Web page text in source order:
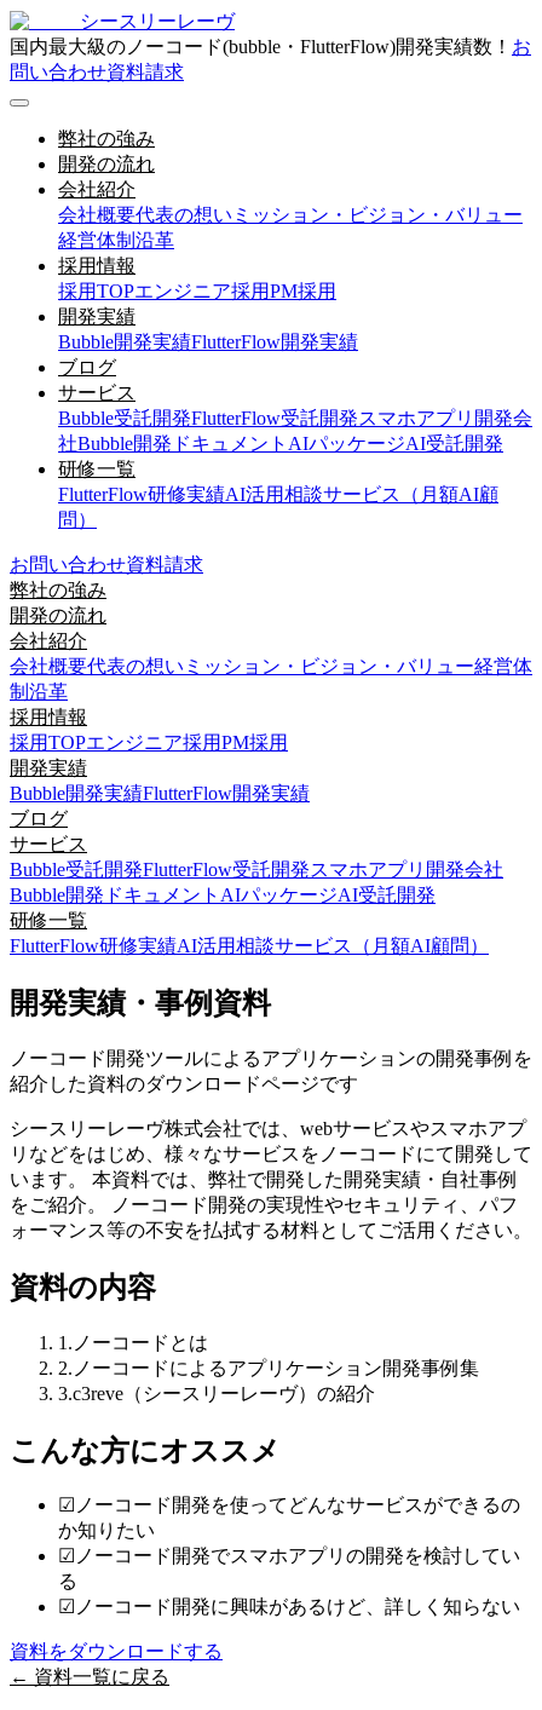
シースリーレーヴ
国内最大級のノーコード(bubble・FlutterFlow)開発実績数！ お
問い合わせ資料請求
弊社の強み
開発の流れ
会社紹介
会社概要代表の想い ミッション・ビジョン・バリュー
経営体制 沿革
採用情報
採用TOPエンジニア採用PM採用
開発実績
Bubble開発実績FlutterFlow開発実績
ブログ
サービス
Bubble受託開発FlutterFlow受託開発スマホアプリ開発会
社Bubble開発ドキュメント AIパッケージAI受託開発
研修一覧
FlutterFlow研修実績AI活用相談サービス（月額AI顧
問）
お問い合わせ資料請求
弊社の強み
開発の流れ
会社紹介
会社概要代表の想い ミッション・ビジョン・バリュー経営体
制 沿革
採用情報
採用TOPエンジニア採用PM採用
開発実績
Bubble開発実績FlutterFlow開発実績
ブログ
サービス
Bubble受託開発FlutterFlow受託開発スマホアプリ開発会社
Bubble開発ドキュメント AIパッケージAI受託開発
研修一覧
FlutterFlow研修実績AI活用相談サービス（月額AI顧問）
開発実績・事例資料
ノーコード開発ツールによるアプリケーションの開発事例を
紹介した資料のダウンロードページです
シースリーレーヴ株式会社では、webサービスやスマホアプ
リなどをはじめ、様々なサービスをノーコードにて開発して
います。 本資料では、弊社で開発した開発実績・自社事例
をご紹介。 ノーコード開発の実現性やセキュリティ、パフ
ォーマンス等の不安を払拭する材料としてご活用ください。
資料の内容
1 . ノーコードとは
2. ノーコードによるアプリケーション開発事例集
3.c3reve（シースリーレーヴ）の紹介
こんな方にオススメ
☑︎ ノーコード開発を使ってどんなサービスができるの
か知りたい
☑︎ ノーコード開発でスマホアプリの開発を検討してい
る
☑︎ ノーコード開発に興味があるけど、詳しく知らない
資料をダウンロードする
← 資料一覧に戻る